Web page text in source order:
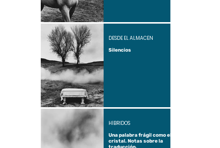
Silencios
DESDE EL ALMACÉN
Una palabra frágil como el
cristal. Notas sobre la
HÍBRIDOS